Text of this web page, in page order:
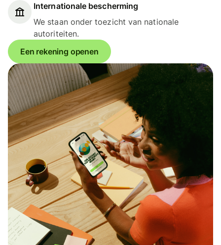
Internationale bescherming
We staan onder toezicht van nationale
autoriteiten.
Een rekening openen